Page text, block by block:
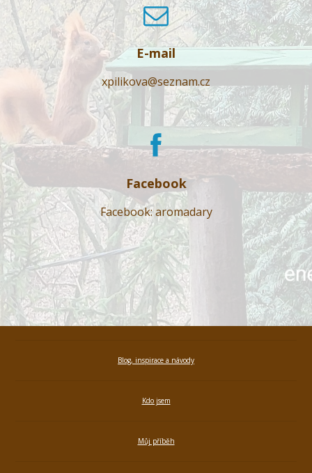
E-mail
xpilikova@seznam.cz
Facebook
Facebook: aromadary
Blog, inspirace a návody
Kdo jsem
Můj příběh